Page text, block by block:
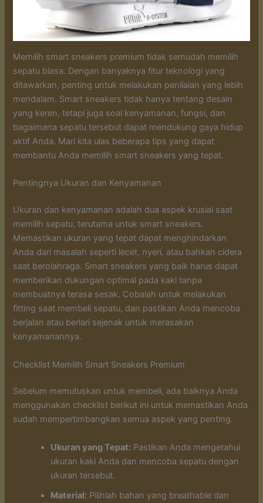
Memilih smart sneakers premium tidak semudah memilih
sepatu biasa. Dengan banyaknya fitur teknologi yang
ditawarkan, penting untuk melakukan penilaian yang lebih
mendalam. Smart sneakers tidak hanya tentang desain
yang keren, tetapi juga soal kenyamanan, fungsi, dan
bagaimana sepatu tersebut dapat mendukung gaya hidup
aktif Anda. Mari kita ulas beberapa tips yang dapat
membantu Anda memilih smart sneakers yang tepat.
Pentingnya Ukuran dan Kenyamanan
Ukuran dan kenyamanan adalah dua aspek krusial saat
memilih sepatu, terutama untuk smart sneakers.
Memastikan ukuran yang tepat dapat menghindarkan
Anda dari masalah seperti lecet, nyeri, atau bahkan cidera
saat berolahraga. Smart sneakers yang baik harus dapat
memberikan dukungan optimal pada kaki tanpa
membuatnya terasa sesak. Cobalah untuk melakukan
fitting saat membeli sepatu, dan pastikan Anda mencoba
berjalan atau berlari sejenak untuk merasakan
kenyamanannya.
Checklist Memilih Smart Sneakers Premium
Sebelum memutuskan untuk membeli, ada baiknya Anda
menggunakan checklist berikut ini untuk memastikan Anda
sudah mempertimbangkan semua aspek yang penting.
Ukuran yang Tepat: Pastikan Anda mengetahui
ukuran kaki Anda dan mencoba sepatu dengan
ukuran tersebut.
Material: Pilihlah bahan yang breathable dan